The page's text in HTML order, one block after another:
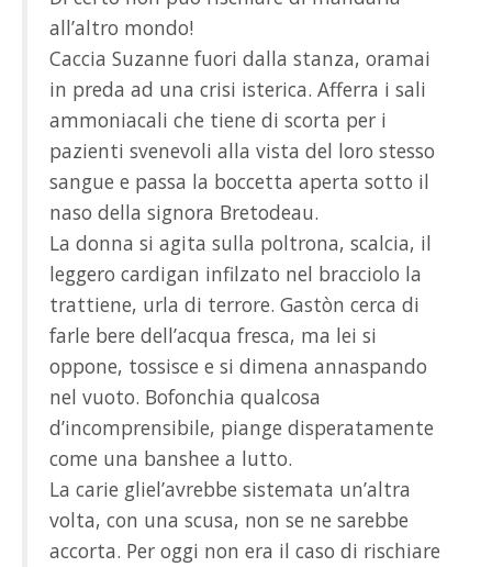
all’altro mondo!
Caccia Suzanne fuori dalla stanza, oramai
in preda ad una crisi isterica. Afferra i sali
ammoniacali che tiene di scorta per i
pazienti svenevoli alla vista del loro stesso
sangue e passa la boccetta aperta sotto il
naso della signora Bretodeau.
La donna si agita sulla poltrona, scalcia, il
leggero cardigan infilzato nel bracciolo la
trattiene, urla di terrore. Gastòn cerca di
farle bere dell’acqua fresca, ma lei si
oppone, tossisce e si dimena annaspando
nel vuoto. Bofonchia qualcosa
d’incomprensibile, piange disperatamente
come una banshee a lutto.
La carie gliel’avrebbe sistemata un’altra
volta, con una scusa, non se ne sarebbe
accorta. Per oggi non era il caso di rischiare